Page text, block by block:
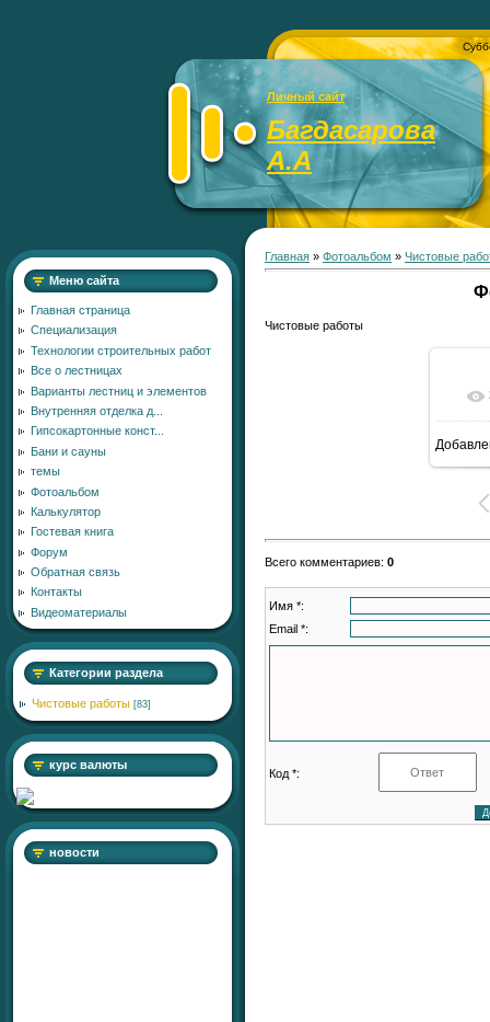
Личный сайт
Багдасарова
А.А
Меню сайта
Главная страница
Специализация
Технологии строительных работ
Все о лестницах
Варианты лестниц и элементов
Внутренняя отделка д...
Гипсокартонные конст...
Бани и сауны
темы
Фотоальбом
Калькулятор
Гостевая книга
Форум
Обратная связь
Контакты
Видеоматериалы
Категории раздела
Чистовые работы [83]
курс валюты
новости
Главная » Фотоальбом » Чистовые
Чистовые работы
Всего комментариев: 0
Имя *:
Email *:
Код *: